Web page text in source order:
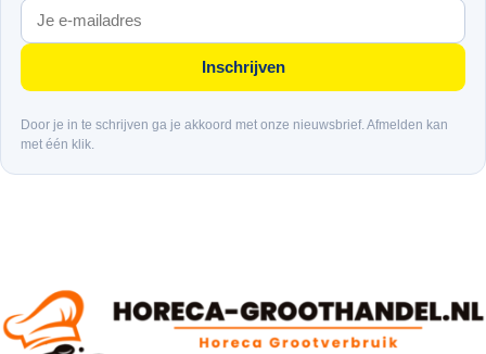
Inschrijven
Door je in te schrijven ga je akkoord met onze nieuwsbrief. Afmelden kan
met één klik.